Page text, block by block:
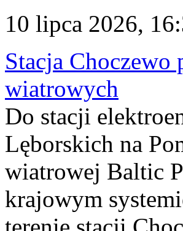
10 lipca 2026,
Stacja Choczewo
wiatrowych
Do stacji
Lęborskich na
wiatrowej Baltic
krajowym